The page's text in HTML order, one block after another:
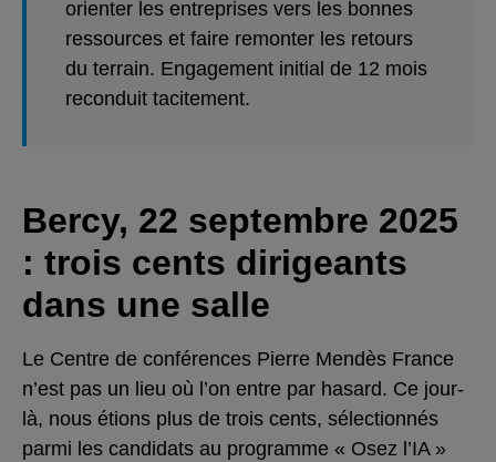
orienter les entreprises vers les bonnes
ressources et faire remonter les retours
du terrain. Engagement initial de 12 mois
reconduit tacitement.
Bercy, 22 septembre 2025
: trois cents dirigeants
dans une salle
Le Centre de conférences Pierre Mendès France
n’est pas un lieu où l’on entre par hasard. Ce jour-
là, nous étions plus de trois cents, sélectionnés
parmi les candidats au programme « Osez l’IA »